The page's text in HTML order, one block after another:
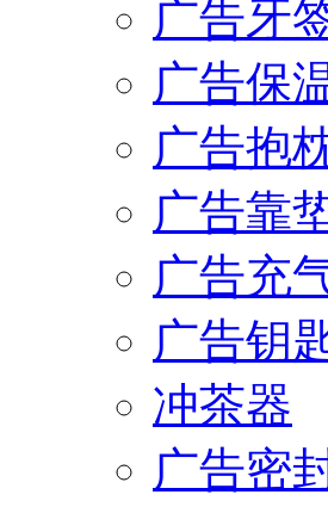
广告牙
广告保
广告抱
广告靠
广告充
广告钥
冲茶器
广告密